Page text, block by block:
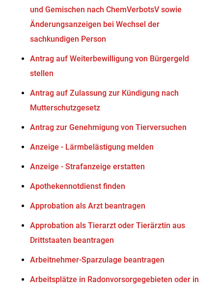
und Gemischen nach ChemVerbotsV sowie
Änderungsanzeigen bei Wechsel der
sachkundigen Person
Antrag auf Weiterbewilligung von Bürgergeld
stellen
Antrag auf Zulassung zur Kündigung nach
Mutterschutzgesetz
Antrag zur Genehmigung von Tierversuchen
Anzeige - Lärmbelästigung melden
Anzeige - Strafanzeige erstatten
Apothekennotdienst finden
Approbation als Arzt beantragen
Approbation als Tierarzt oder Tierärztin aus
Drittstaaten beantragen
Arbeitnehmer-Sparzulage beantragen
Arbeitsplätze in Radonvorsorgegebieten oder in